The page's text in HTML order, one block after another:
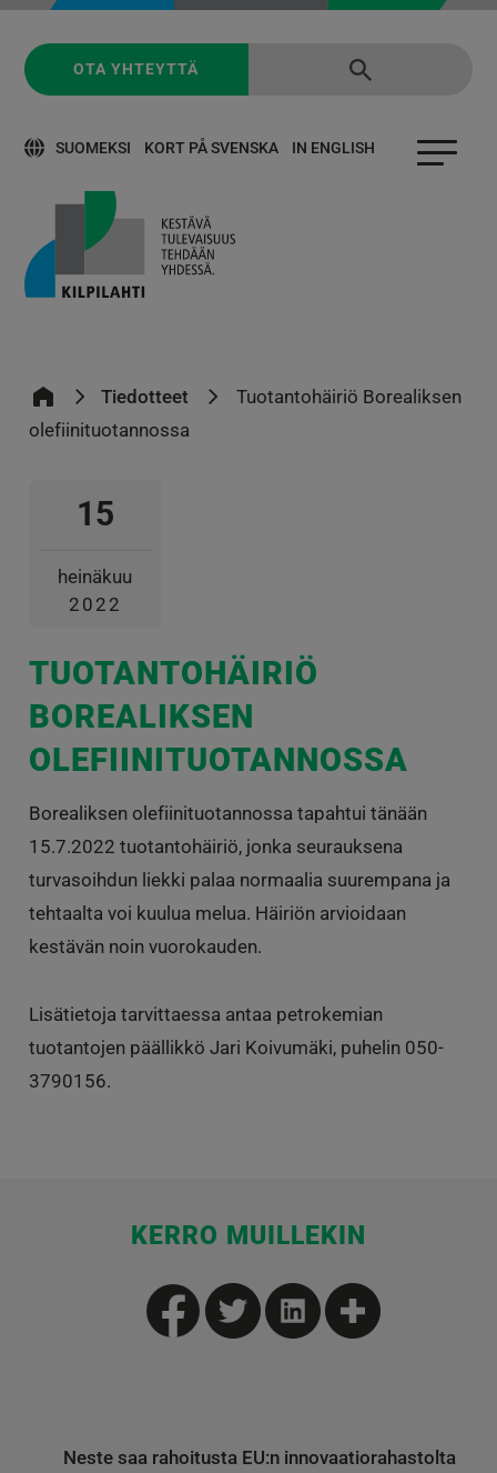
SUOMEKSI KORT PÅ SVENSKA IN ENGLISH
OTA YHTEYTTÄ
Tiedotteet
Tuotantohäiriö Borealiksen
olefiinituotannossa
15
heinäkuu
2022
TUOTANTOHÄIRIÖ
BOREALIKSEN
OLEFIINITUOTANNOSSA
Borealiksen olefiinituotannossa tapahtui tänään
15.7.2022 tuotantohäiriö, jonka seurauksena
turvasoihdun liekki palaa normaalia suurempana ja
tehtaalta voi kuulua melua. Häiriön arvioidaan
kestävän noin vuorokauden.
Lisätietoja tarvittaessa antaa petrokemian
tuotantojen päällikkö Jari Koivumäki, puhelin 050-
3790156.
KERRO MUILLEKIN
Neste saa rahoitusta EU:n innovaatiorahastolta